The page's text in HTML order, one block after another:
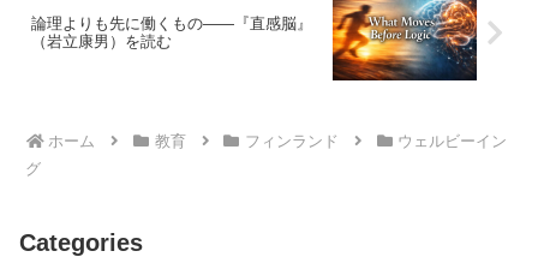
論理よりも先に働くもの——『直感脳』
（岩立康男）を読む
ホーム 教育 フィンランド
ウェルビーイン
グ
Categories